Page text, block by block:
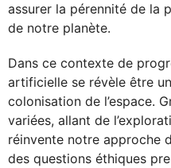
assurer la pérennité de la
de notre planète.
Dans ce contexte de
artificielle se révèle être
colonisation de l’espace.
variées, allant de
réinvente notre approche
des questions éthiques